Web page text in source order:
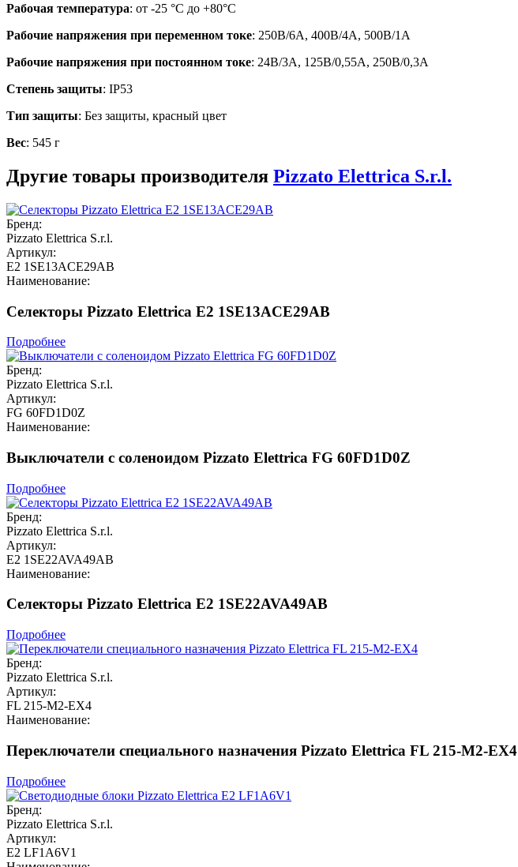
Рабочая температура: от -25 °C до +80°C
Рабочие напряжения при переменном токе: 250В/6А, 400В/4А, 500В/1А
Рабочие напряжения при постоянном токе: 24В/3А, 125В/0,55А, 250В/0,3А
Степень защиты: IP53
Тип защиты: Без защиты, красный цвет
Вес: 545 г
Другие товары производителя Pizzato Elettrica S.r.l.
Бренд:
Pizzato Elettrica S.r.l.
Артикул:
E2 1SE13ACE29AB
Наименование:
Селекторы Pizzato Elettrica E2 1SE13ACE29AB
Подробнее
Бренд:
Pizzato Elettrica S.r.l.
Артикул:
FG 60FD1D0Z
Наименование:
Выключатели с соленоидом Pizzato Elettrica FG 60FD1D0Z
Подробнее
Бренд:
Pizzato Elettrica S.r.l.
Артикул:
E2 1SE22AVA49AB
Наименование:
Селекторы Pizzato Elettrica E2 1SE22AVA49AB
Подробнее
Бренд:
Pizzato Elettrica S.r.l.
Артикул:
FL 215-M2-EX4
Наименование:
Переключатели специального назначения Pizzato Elettrica FL 215-M2-EX4
Подробнее
Бренд:
Pizzato Elettrica S.r.l.
Артикул:
E2 LF1A6V1